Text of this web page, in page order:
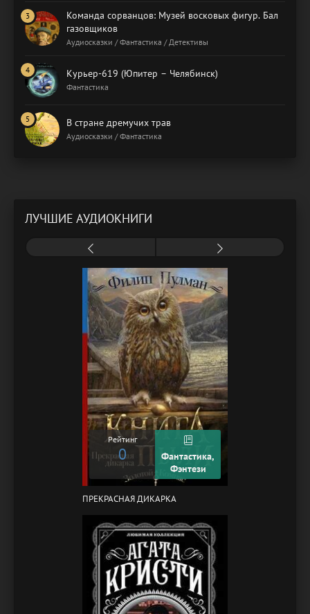
Команда сорванцов: Музей восковых фигур. Бал
газовщиков
Аудиосказки / Фантастика / Детективы
Курьер-619 (Юпитер – Челябинск)
Фантастика
В стране дремучих трав
Аудиосказки / Фантастика
ЛУЧШИЕ АУДИОКНИГИ
Рейтинг
0
Фантастика,
Фэнтези
ПРЕКРАСНАЯ ДИКАРКА